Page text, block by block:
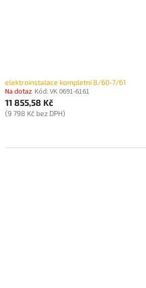
elektroinstalace kompletní 8/60-7/61
Na dotaz Kód: VK 0691-6161
11 855,58 Kč
(9 798 Kč bez DPH)